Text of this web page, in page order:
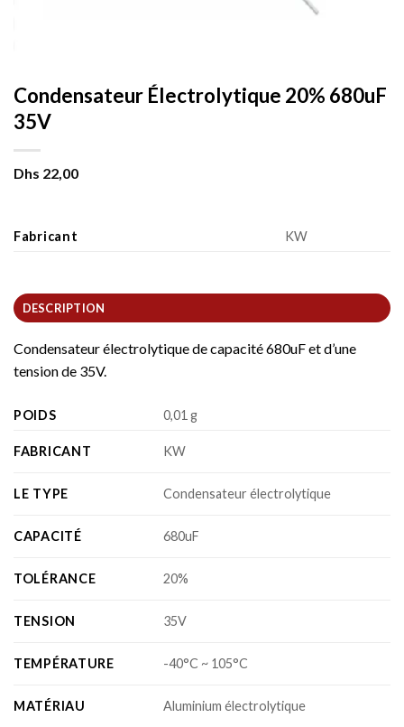
Condensateur Électrolytique 20% 680uF
35V
Dhs 22,00
Fabricant KW
DESCRIPTION
Condensateur électrolytique de capacité 680uF et d’une
tension de 35V.
POIDS 0,01 g
FABRICANT KW
LE TYPE Condensateur électrolytique
CAPACITÉ 680uF
TOLÉRANCE 20%
TENSION 35V
TEMPÉRATURE -40°C ~ 105°C
MATÉRIAU Aluminium électrolytique